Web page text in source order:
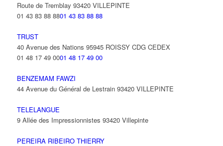
Route de Tremblay 93420 VILLEPINTE
01 43 83 88 8801 43 83 88 88
TRUST
40 Avenue des Nations 95945 ROISSY CDG CEDEX
01 48 17 49 0001 48 17 49 00
BENZEMAM FAWZI
44 Avenue du Général de Lestrain 93420 VILLEPINTE
TELELANGUE
9 Allée des Impressionnistes 93420 Villepinte
PEREIRA RIBEIRO THIERRY